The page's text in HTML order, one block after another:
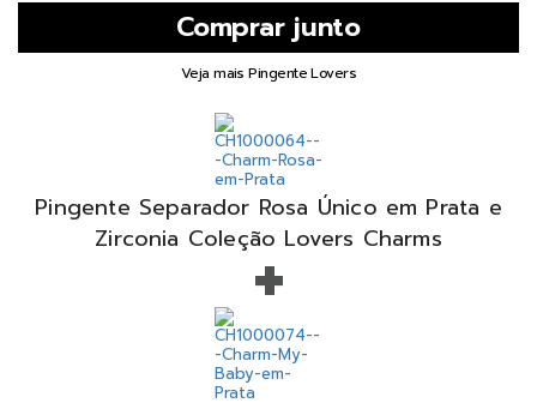
Veja mais Pingente Lovers
Pingente Separador Rosa Único em Prata e
Zirconia Coleção Lovers Charms
+